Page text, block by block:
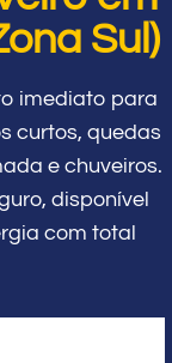
Sul)
imediato para
curtos, quedas
e chuveiros.
disponível
com total